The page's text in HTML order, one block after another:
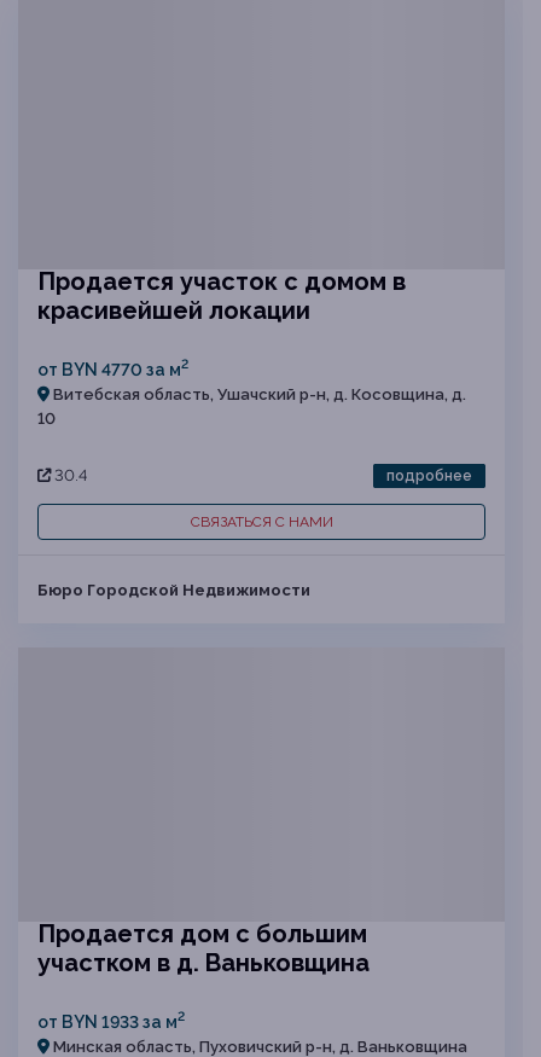
Продается участок с домом в
красивейшей локации
от BYN 4770 за м2
Витебская область, Ушачский р-н, д. Косовщина, д.
10
30.4 подробнее
СВЯЗАТЬСЯ С НАМИ
Бюро Городской Недвижимости
Продается дом с большим
участком в д. Ваньковщина
от BYN 1933 за м2
Минская область, Пуховичский р-н, д. Ваньковщина